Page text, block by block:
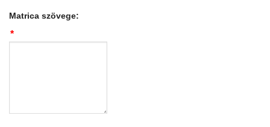
Matrica szövege:
*